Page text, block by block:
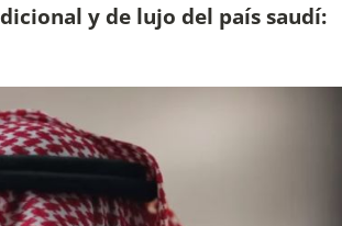
y de lujo del país saudí: